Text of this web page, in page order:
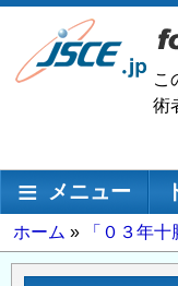
メ
ン
移
こ
術
メインナビゲーシ
メニュー
パ
ン
ホーム 「０３年